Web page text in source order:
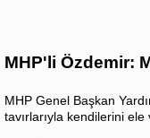
MHP'li Özdemir:
MHP Genel Başkan
tavırlarıyla kendilerini ele